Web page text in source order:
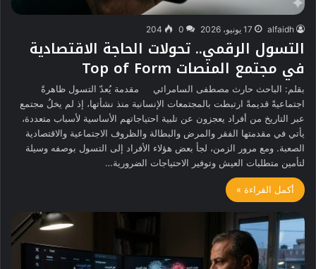
alfaidh 17 يونيو، 2026 0
204
التسول الرقمي.. تحولات الحاجة الاقتصادية
في مجتمع المنصات Top of Form
بقلم: الباحث حارث مصطفى السامرائي مقدمة يُعدّ التسول ظاهرةً
اجتماعيةً قديمةً ارتبطت بالمجتمعات الإنسانية منذ نشأتها، إذ لم يخلُ مجتمع
عبر التاريخ من أفراد يعجزون عن تلبية احتياجاتهم الأساسية لأسباب متعددة،
يأتي في مقدمتها الفقر والمرض والبطالة والظروف الاجتماعية والاقتصادية
الصعبة. ومع مرور الزمن، لجأ بعض هؤلاء الأفراد إلى التسول بوصفه وسيلة
لتأمين متطلبات العيش وتوفير الاحتياجات الضرورية…
أكمل القراءة »